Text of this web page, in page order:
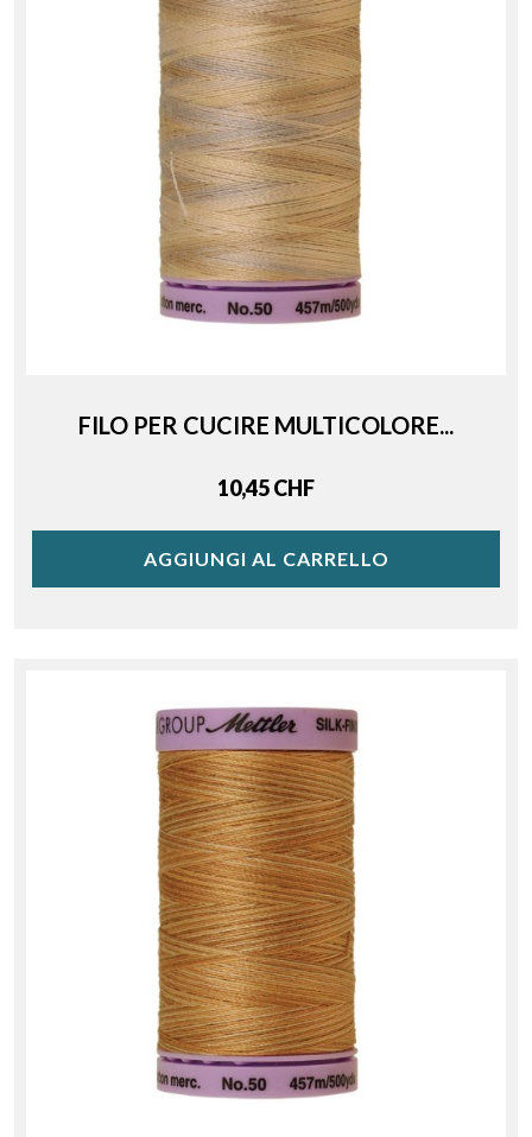
FILO PER CUCIRE MULTICOLORE...
Price
10,45 CHF
AGGIUNGI AL CARRELLO